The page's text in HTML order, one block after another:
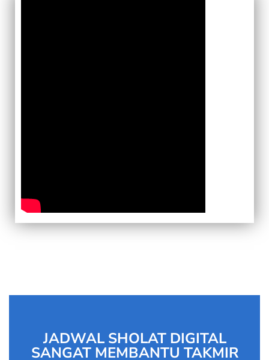
JADWAL SHOLAT DIGITAL
SANGAT MEMBANTU TAKMIR